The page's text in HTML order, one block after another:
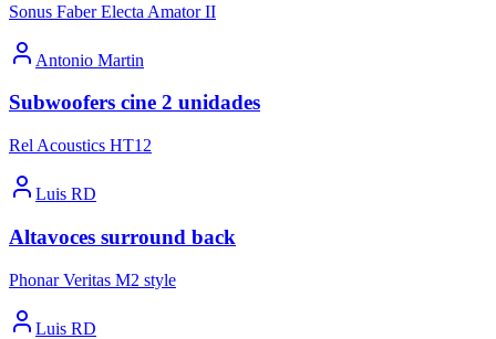
Sonus Faber Electa Amator II
Antonio Martin
Subwoofers cine 2 unidades
Rel Acoustics HT12
Luis RD
Altavoces surround back
Phonar Veritas M2 style
Luis RD